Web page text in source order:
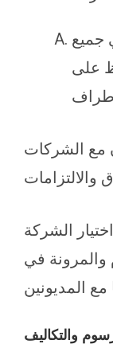
جميع
على
مع الشركات
والالتزامات
الشركة
والمرونة في
مع المديونين
والتكاليف